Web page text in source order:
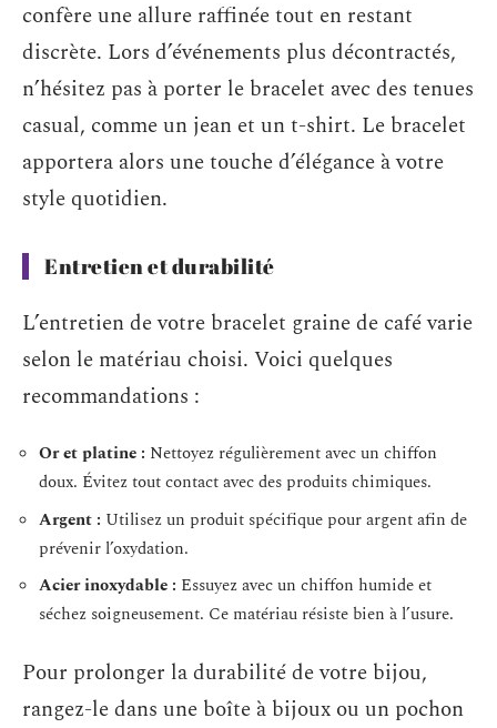
confère une allure raffinée tout en restant
discrète. Lors d’événements plus décontractés,
n’hésitez pas à porter le bracelet avec des tenues
casual, comme un jean et un t-shirt. Le bracelet
apportera alors une touche d’élégance à votre
style quotidien.
Entretien et durabilité
L’entretien de votre bracelet graine de café varie
selon le matériau choisi. Voici quelques
recommandations :
Or et platine : Nettoyez régulièrement avec un chiffon
doux. Évitez tout contact avec des produits chimiques.
Argent : Utilisez un produit spécifique pour argent afin de
prévenir l’oxydation.
Acier inoxydable : Essuyez avec un chiffon humide et
séchez soigneusement. Ce matériau résiste bien à l’usure.
Pour prolonger la durabilité de votre bijou,
rangez-le dans une boîte à bijoux ou un pochon